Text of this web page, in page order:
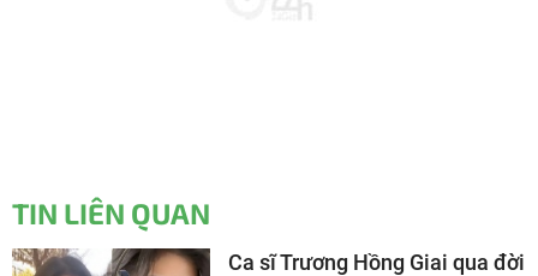
TIN LIÊN QUAN
Ca sĩ Trương Hồng Giai qua đời